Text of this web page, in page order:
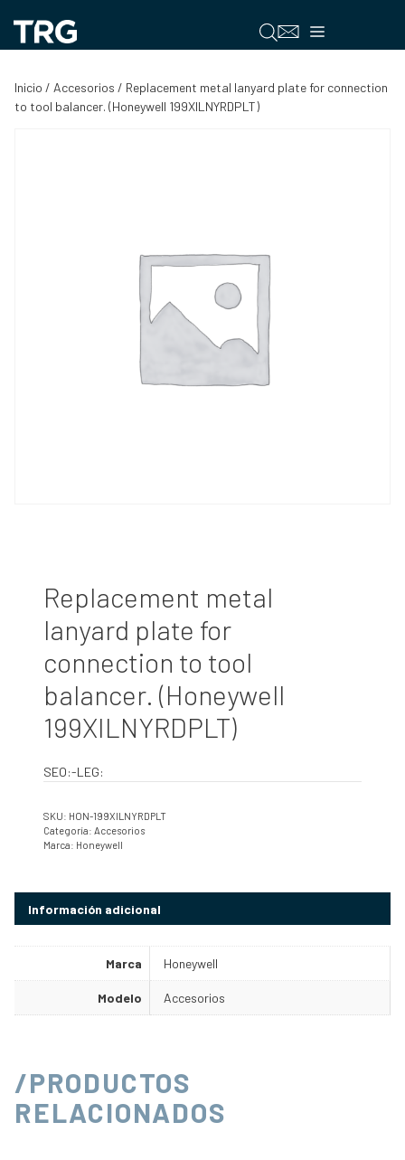
contenido
Menú
Inicio / Accesorios / Replacement metal lanyard plate for connection
to tool balancer. (Honeywell 199XILNYRDPLT)
Replacement metal
lanyard plate for
connection to tool
balancer. (Honeywell
199XILNYRDPLT)
SEO:-LEG:
SKU: HON-199XILNYRDPLT
Categoría: Accesorios
Marca: Honeywell
Información adicional
Marca Honeywell
Modelo Accesorios
/PRODUCTOS
RELACIONADOS